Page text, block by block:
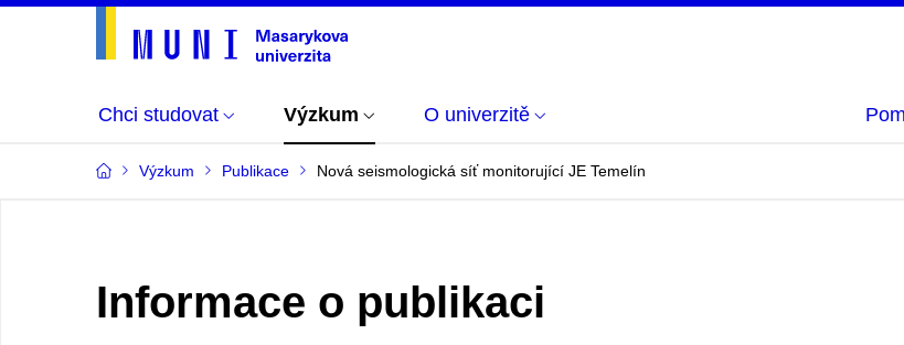
Chci studovat Výzkum O univerzitě
Výzkum Publikace Nová seismologická síť monitorující JE Temelín
Informace o publikaci